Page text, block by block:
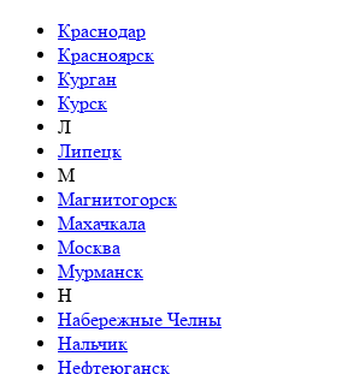
Краснодар
Красноярск
Курган
Курск
Л
Липецк
М
Магнитогорск
Махачкала
Москва
Мурманск
Н
Набережные Челны
Нальчик
Нефтеюганск